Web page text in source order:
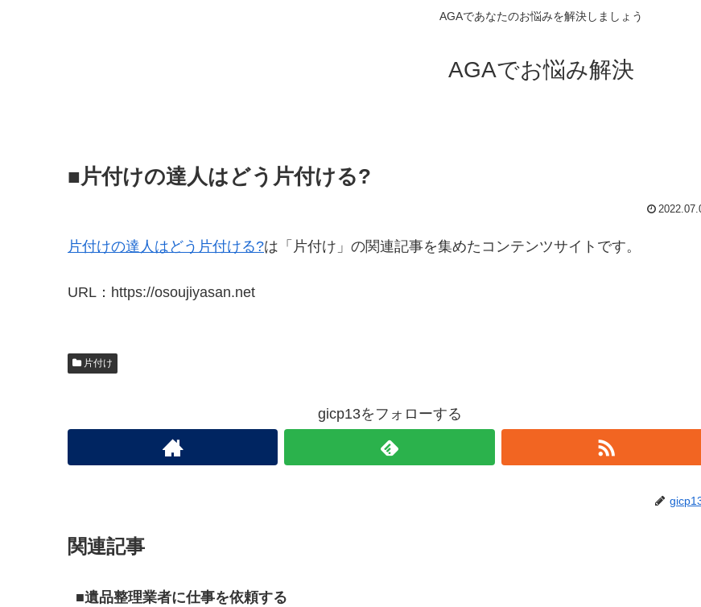
AGAであなたのお悩みを解決しましょう
AGAでお悩み解決
■片付けの達人はどう片付ける?
片付けの達人はどう片付ける?は「片付け」の関連記事を集めたコンテンツサイトです。
URL：https://osoujiyasan.net
片付け
gicp13をフォローする
関連記事
■遺品整理業者に仕事を依頼する